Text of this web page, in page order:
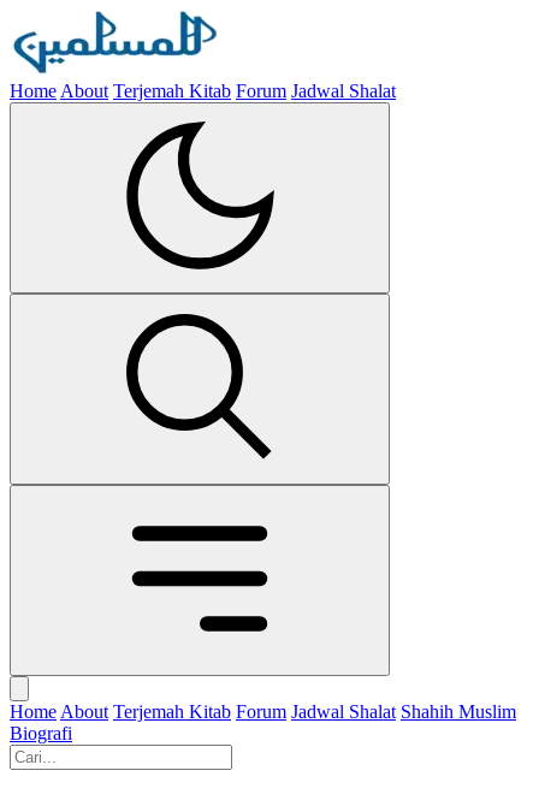
Home About Terjemah Kitab Forum Jadwal Shalat
Home About Terjemah Kitab Forum Jadwal Shalat Shahih Muslim
Biografi